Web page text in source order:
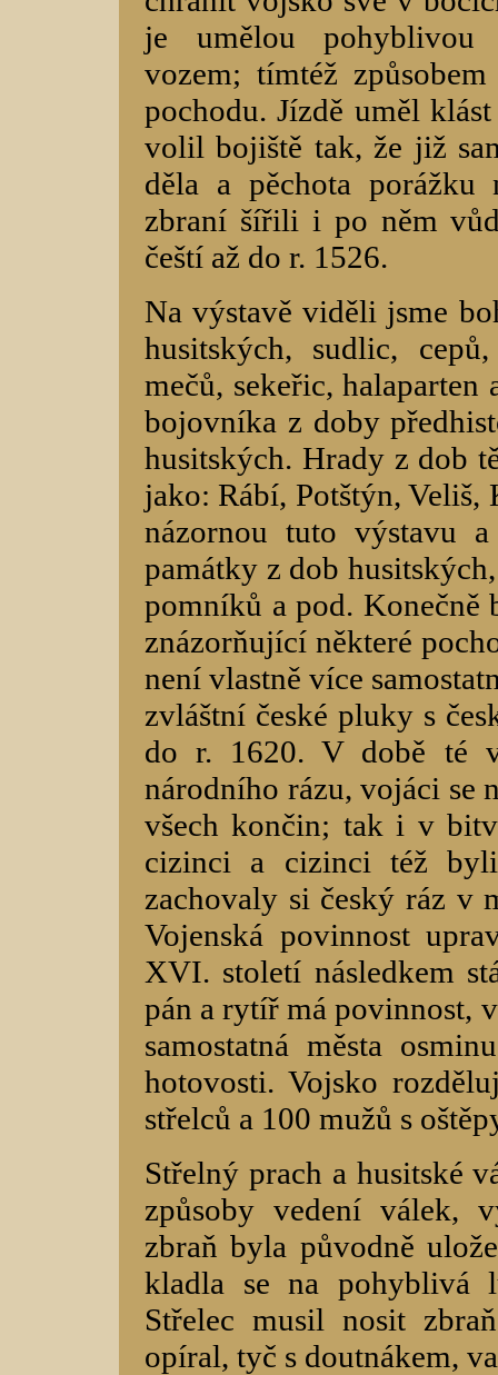
je umělou pohyblivou
vozem; tímtéž
pochodu. Jízdě uměl
volil bojiště tak, že již
děla a pěchota porážku
zbraní šířili i po něm
čeští až do r. 1526.
Na výstavě viděli jsme
husitských, sudlic,
mečů, sekeřic,
bojovníka z doby
husitských. Hrady z dob
jako: Rábí, Potštýn, Veliš,
názornou tuto výstavu
památky z dob
pomníků a pod. Konečně
znázorňující některé
není vlastně více
zvláštní české pluky s
do r. 1620. V době té
národního rázu, vojáci se
všech končin; tak i v
cizinci a cizinci též
zachovaly si český ráz v
Vojenská povinnost
XVI. století následkem
pán a rytíř má povinnost,
samostatná města
hotovosti. Vojsko
střelců a 100 mužů s
Střelný prach a husitské
způsoby vedení válek,
zbraň byla původně
kladla se na pohyblivá
Střelec musil nosit
opíral, tyč s doutnákem,